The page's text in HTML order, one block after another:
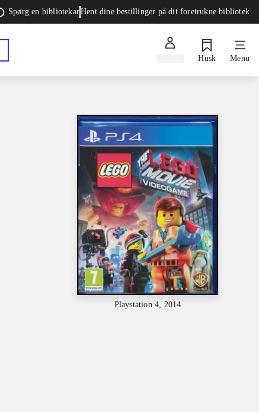
Spørg en bibliotekarHent dine bestillinger på dit foretrukne bibliotek
Husk Menu
Playstation 4, 2014